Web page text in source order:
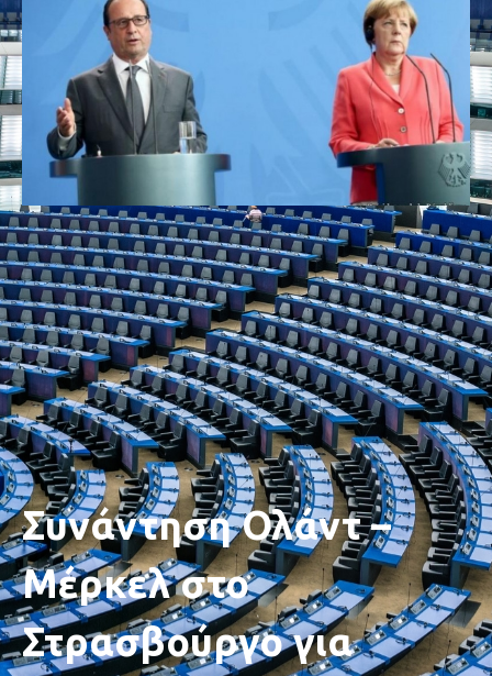
Συνάντηση Ολάντ –
Μέρκελ στο
Στρασβούργο για